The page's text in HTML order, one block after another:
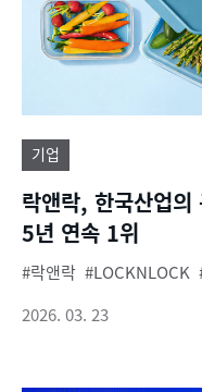
기업
락앤락, 한국산업의
5년 연속 1위
락앤락 LOCKNLOCK
2026. 03. 23